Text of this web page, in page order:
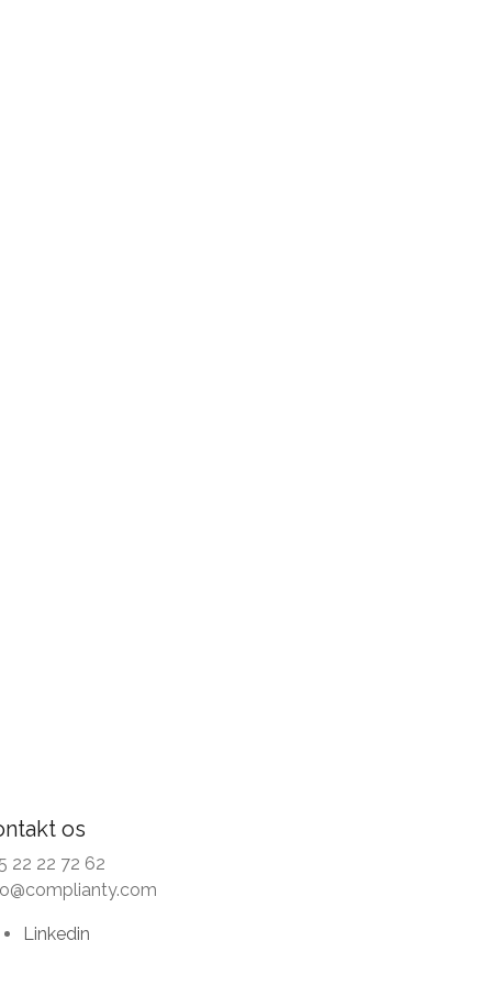
os
22 22 72 62
Linkedin